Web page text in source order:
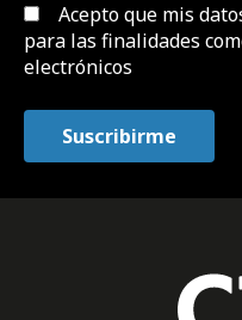
Acepto que mis
para las finalidades
electrónicos